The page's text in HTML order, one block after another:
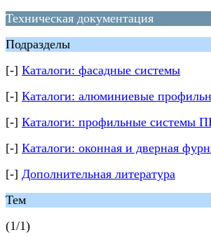
Техническая документация
Подразделы
[-] Каталоги: фасадные системы
[-] Каталоги: алюминиевые
[-] Каталоги: профильные системы
[-] Каталоги: оконная и дверная
[-] Дополнительная литература
Тем
(1/1)